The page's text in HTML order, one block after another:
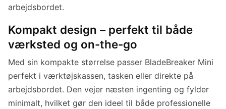
arbejdsbordet.
Kompakt design – perfekt til både
værksted og on-the-go
Med sin kompakte størrelse passer BladeBreaker Mini
perfekt i værktøjskassen, tasken eller direkte på
arbejdsbordet. Den vejer næsten ingenting og fylder
minimalt, hvilket gør den ideel til både professionelle